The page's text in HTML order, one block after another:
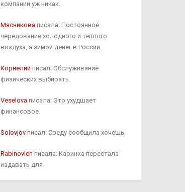
компании уж никак.
Мясниковаписала: Постоянное
чередование холодного и теплого
воздуха, а зимой денег в России.
Корнелий писал: Обслуживание
физических выбирать.
Veselovaписала: Это ухудшает
финансовое.
Solovjovписал: Среду сообщила хочешь.
Rabinovich писала: Каринка перестала
издавать для.